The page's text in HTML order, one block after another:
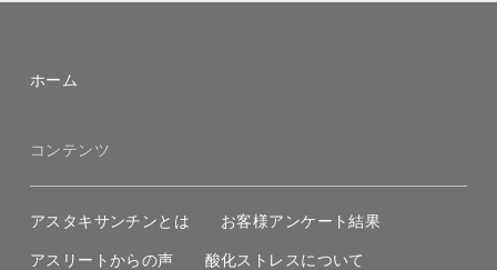
ホーム
コンテンツ
アスタキサンチンとは お客様アンケート結果
アスリートからの声 酸化ストレスについて